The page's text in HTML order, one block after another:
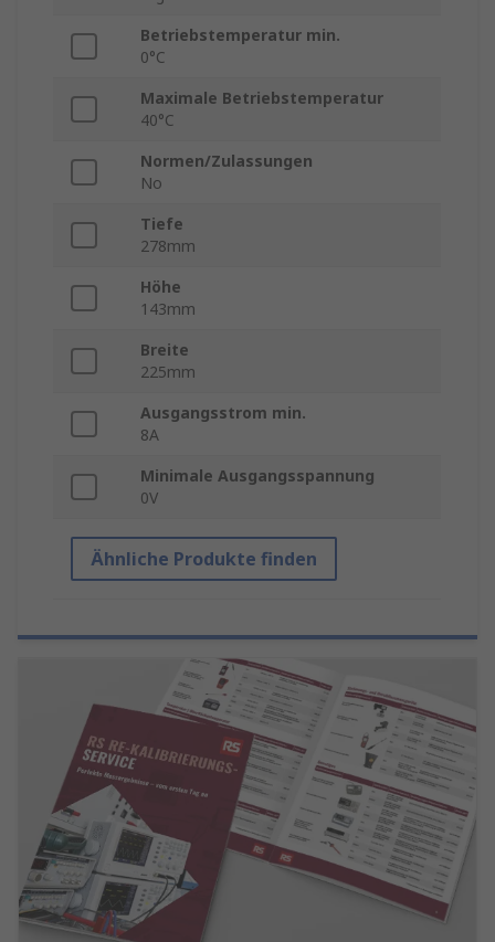
Betriebstemperatur min.
0°C
Maximale Betriebstemperatur
40°C
Normen/Zulassungen
No
Tiefe
278mm
Höhe
143mm
Breite
225mm
Ausgangsstrom min.
8A
Minimale Ausgangsspannung
0V
Ähnliche Produkte finden